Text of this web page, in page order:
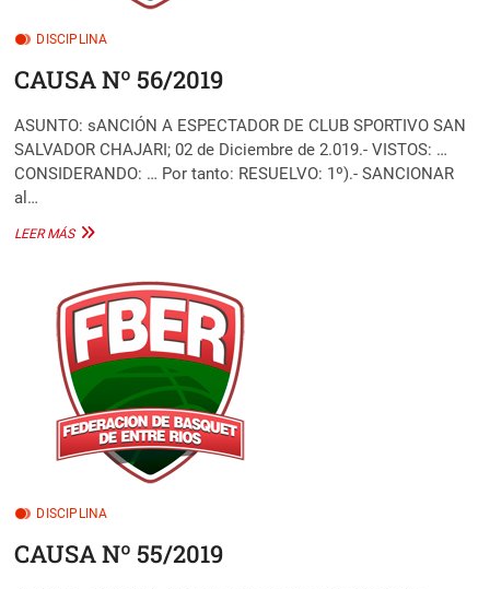
DISCIPLINA
CAUSA Nº 56/2019
ASUNTO: sANCIÓN A ESPECTADOR DE CLUB SPORTIVO SAN
SALVADOR CHAJARI; 02 de Diciembre de 2.019.- VISTOS: …
CONSIDERANDO: … Por tanto: RESUELVO: 1º).- SANCIONAR
al…
LEER MÁSCAUSA
DISCIPLINA
CAUSA Nº 55/2019